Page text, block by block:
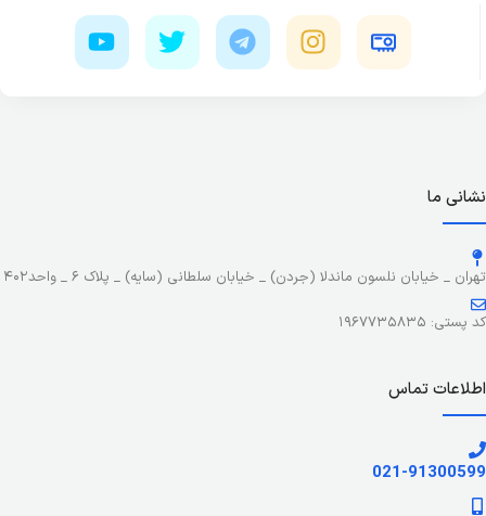
نشانی ما
تهران _ خیابان نلسون ماندلا (جردن) _ خیابان سلطانی (سایه) _ پلاک ۶ _ واحد۴۰۲
کد پستی: ۱۹۶۷۷۳۵۸۳۵
اطلاعات تماس
021-91300599